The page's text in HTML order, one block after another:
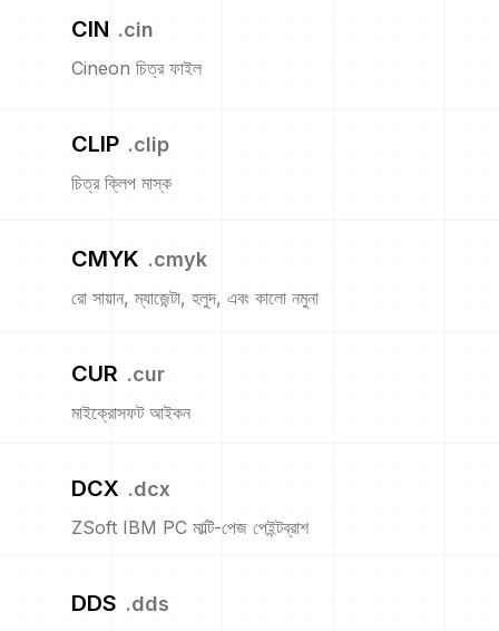
CIN .cin
Cineon চিত্র ফাইল
CLIP .clip
চিত্র ক্লিপ মাস্ক
CMYK .cmyk
রো সায়ান, ম্যাজেন্টা, হলুদ, এবং কালো নমুনা
CUR .cur
মাইক্রোসফট আইকন
DCX .dcx
ZSoft IBM PC মাল্টি-পেজ পেইন্টব্রাশ
DDS .dds